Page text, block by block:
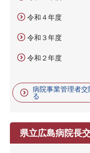
令和４年度
令和３年度
令和２年度
病院事業管理者
る
県立広島病院長